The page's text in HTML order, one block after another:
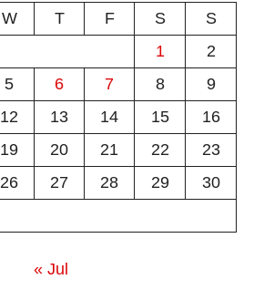
W T F S
S
1
2
5 6 7 8
9
12 13 14 15
16
19 20 21 22
23
26 27 28 29
30
« Jul